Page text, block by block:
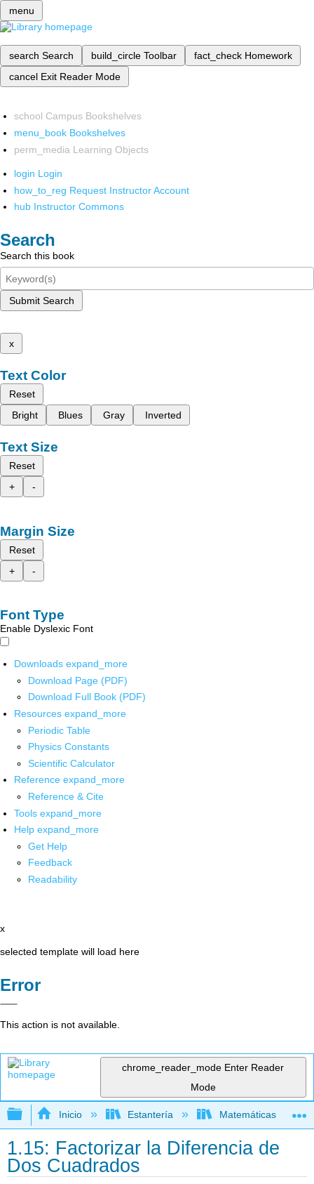
menu
search Search build_circle Toolbar fact_check Homework
cancel Exit Reader Mode
school Campus Bookshelves
menu_book Bookshelves
perm_media Learning Objects
login Login
how_to_reg Request Instructor Account
hub Instructor Commons
Search
Search this book
Submit Search
x
Text Color
Reset
Bright
Blues Gray Inverted
Text Size
Reset
+
-
Margin Size
Reset
+
-
Font Type
Enable Dyslexic Font
Downloads expand_more
Download Page (PDF)
Download Full Book (PDF)
Resources expand_more
Periodic Table
Physics Constants
Scientific Calculator
Reference expand_more
Reference & Cite
Tools expand_more
Help expand_more
Get Help
Feedback
Readability
x
selected template will load here
Error
This action is not available.
chrome_reader_mode Enter Reader
Mode
Expandir/contraer jerarquía global
Inicio Estantería Matemáticas
1.15: Factorizar la Diferencia de
Dos Cuadrados